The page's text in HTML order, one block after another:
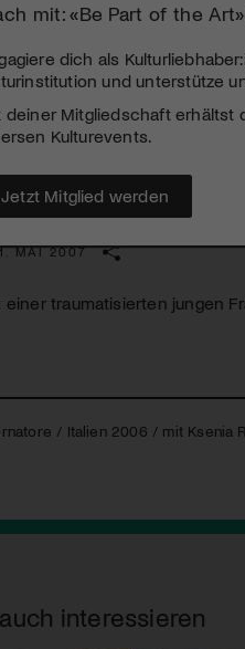
MAI 2007
einer traumatisierten jungen
/ Italien 2006 / mit Ksenia
interessieren
mit: «Be Part of the
dich als
und unterstütze
deiner Mitgliedschaft erhältst
Kulturevents.
Jetzt Mitglied werden